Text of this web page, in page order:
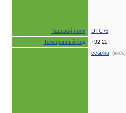
Часовой пояс
UTC+5
Телефонный код
+92 21
ссылка (англ.)